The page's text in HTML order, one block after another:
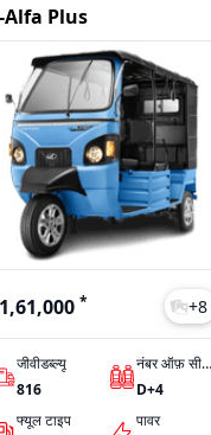
Alfa Plus
* +8
जीवीडब्ल्यू
816
नंबर ऑफ़ सीट्स
D+4
फ्यूल टाइप
पावर